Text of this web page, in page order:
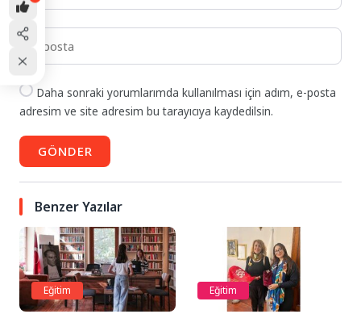
Daha sonraki yorumlarımda kullanılması için adım, e-posta
adresim ve site adresim bu tarayıcıya kaydedilsin.
GÖNDER
Benzer Yazılar
Eğitim Eğitim